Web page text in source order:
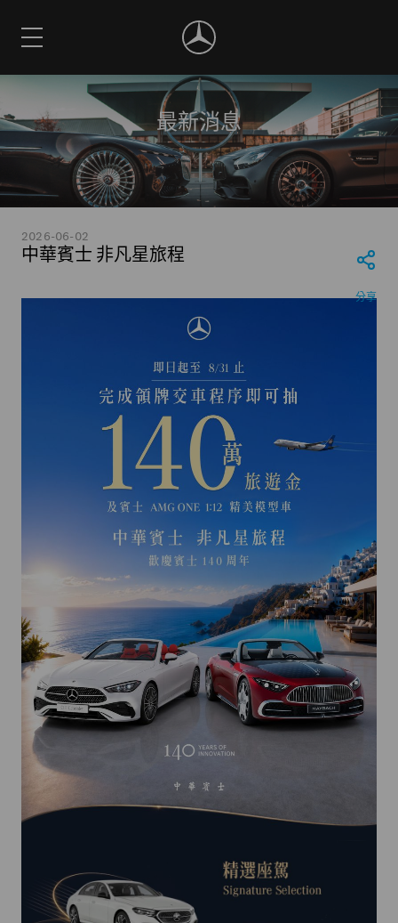
最新消息
2026-06-02
中華賓士 非凡星旅程
分享